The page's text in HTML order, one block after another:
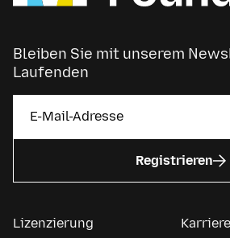
Bleiben Sie mit unserem
Laufenden
Registrieren
Lizenzierung
Karriere